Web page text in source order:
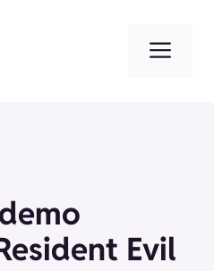
Evil